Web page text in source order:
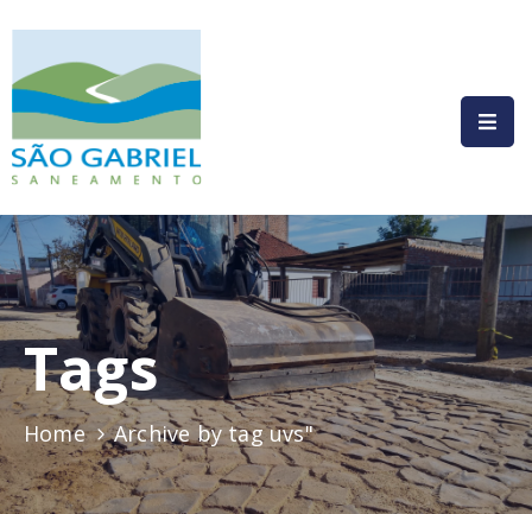
HOME
INSTITUCIONAL
COMPLIANCE
SERVIÇOS
PRESTADOS
COMUNICAÇÃO
LEGISLAÇÃO
CONTATO
Tags
Home Archive by tag uvs"